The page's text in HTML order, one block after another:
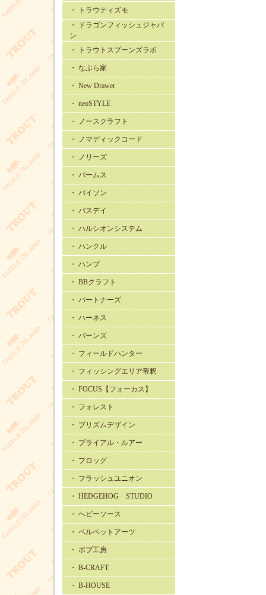
・ トラウティズモ
・ ドラゴンフィッシュジャパ
ン
・ トラウトスプーンズラボ
・ なぶら家
・ New Drawer
・ neoSTYLE
・ ノースクラフト
・ ノマディックコード
・ ノリーズ
・ パームス
・ バイソン
・ バスデイ
・ ハルシオンシステム
・ ハンクル
・ ハンプ
・ BBクラフト
・ パートナーズ
・ ハーネス
・ バーンズ
・ フィールドハンター
・ フィッシングエリア帝釈
・ FOCUS【フォーカス】
・ フォレスト
・ プリズムデザイン
・ プライアル・ルアー
・ フロッグ
・ フラッシュユニオン
・ HEDGEHOG STUDIO
・ ヘビーソース
・ ベルベットアーツ
・ ボブ工房
・ B-CRAFT
・ B-HOUSE